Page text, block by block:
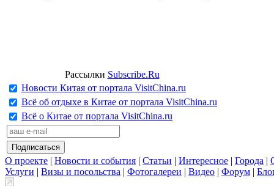
Рассылки Subscribe.Ru
Новости Китая от портала VisitChina.ru
Всё об отдыхе в Китае от портала VisitChina.ru
Всё о Китае от портала VisitChina.ru
О проекте | Новости и события | Статьи | Интересное | Города |
Услуги | Визы и посольства | Фотогалереи | Видео | Форум |